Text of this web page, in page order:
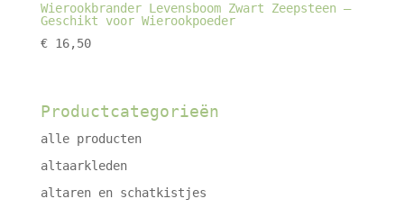
Wierookbrander Levensboom Zwart Zeepsteen –
Geschikt voor Wierookpoeder
€16,50
Productcategorieën
alle producten
altaarkleden
altaren en schatkistjes